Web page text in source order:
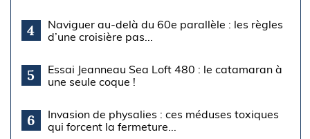
4
Naviguer au-delà du 60e parallèle : les règles
d’une croisière pas...
5
Essai Jeanneau Sea Loft 480 : le catamaran à
une seule coque !
6
Invasion de physalies : ces méduses toxiques
qui forcent la fermeture...